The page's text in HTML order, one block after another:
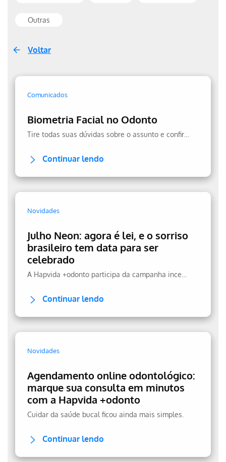
Outras
Voltar
Comunicados
Biometria Facial no Odonto
Continuar lendo
Novidades
Julho Neon: agora é lei, e o sorriso
brasileiro tem data para ser
celebrado
Continuar lendo
Novidades
Agendamento online odontológico:
marque sua consulta em minutos
com a Hapvida +odonto
Cuidar da saúde bucal ficou ainda mais simples.
Continuar lendo